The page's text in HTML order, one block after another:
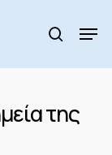
search
της
Menu